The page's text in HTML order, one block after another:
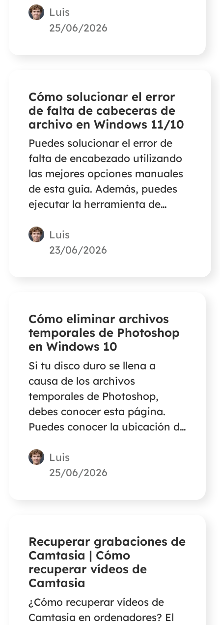
recuperar vídeos borrados de
videocámaras Canon si has
Luis
25/06/2026
Cómo solucionar el error
de falta de cabeceras de
archivo en Windows 11/10
Puedes solucionar el error de
falta de encabezado utilizando
las mejores opciones manuales
de esta guía. Además, puedes
ejecutar la herramienta de
EaseUS para reparar archivos
corruptos de Word, Excel,
Luis
23/06/2026
Cómo eliminar archivos
temporales de Photoshop
en Windows 10
Si tu disco duro se llena a
causa de los archivos
temporales de Photoshop,
debes conocer esta página.
Puedes conocer la ubicación de
Photoshop y si es seguro
eliminar los archivos
temporales de Photoshop con
facilidad.
Luis
25/06/2026
Recuperar grabaciones de
Camtasia | Cómo
recuperar vídeos de
Camtasia
¿Cómo recuperar vídeos de
Camtasia en ordenadores? El